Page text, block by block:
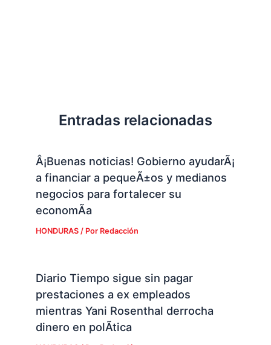
Entradas relacionadas
Â¡Buenas noticias! Gobierno ayudarÃ¡
a financiar a pequeÃ±os y medianos
negocios para fortalecer su
economÃ­a
HONDURAS/ Por Redacción
Diario Tiempo sigue sin pagar
prestaciones a ex empleados
mientras Yani Rosenthal derrocha
dinero en polÃ­tica